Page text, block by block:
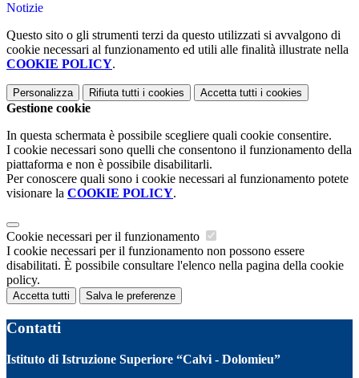
Notizie
Questo sito o gli strumenti terzi da questo utilizzati si avvalgono di
cookie necessari al funzionamento ed utili alle finalità illustrate nella
COOKIE POLICY.
Personalizza Rifiuta tutti i cookies Accetta tutti i cookies
Gestione cookie
In questa schermata è possibile scegliere quali cookie consentire.
I cookie necessari sono quelli che consentono il funzionamento della
piattaforma e non è possibile disabilitarli.
Per conoscere quali sono i cookie necessari al funzionamento potete
visionare la COOKIE POLICY.
Cookie necessari per il funzionamento
I cookie necessari per il funzionamento non possono essere
disabilitati. È possibile consultare l'elenco nella pagina della cookie
policy.
Accetta tutti Salva le preferenze
Contatti
Istituto di Istruzione Superiore “Calvi - Dolomieu”